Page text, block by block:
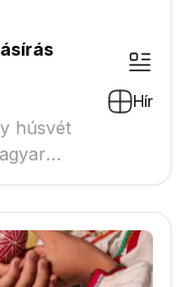
Hír
húsvét